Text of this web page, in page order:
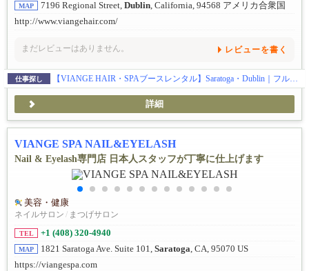
MAP 7196 Regional Street, Dublin, California, 94568 アメリカ合衆国
http://www.viangehair.com/
まだレビューはありません。 レビューを書く
仕事探し 【VIANGE HAIR・SPAブースレンタル】Saratoga・Dublin｜フルタイム歓迎
詳細
VIANGE SPA NAIL&EYELASH
Nail & Eyelash専門店 日本人スタッフが丁寧に仕上げます
美容・健康
ネイルサロン / まつげサロン
TEL +1 (408) 320-4940
MAP 1821 Saratoga Ave. Suite 101, Saratoga, CA, 95070 US
https://viangespa.com